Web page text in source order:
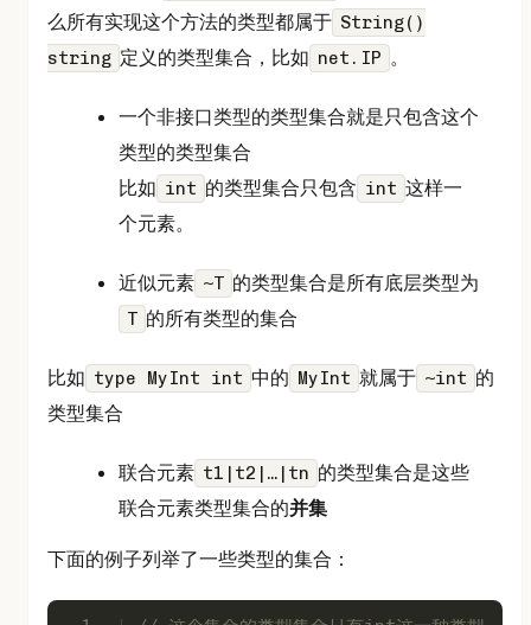
么所有实现这个方法的类型都属于 String()
string 定义的类型集合，比如 net.IP 。
一个非接口类型的类型集合就是只包含这个
类型的类型集合
比如 int 的类型集合只包含 int 这样一
个元素。
近似元素 ~T 的类型集合是所有底层类型为
T 的所有类型的集合
比如 type MyInt int 中的 MyInt 就属于 ~int 的
类型集合
联合元素 t1|t2|…|tn 的类型集合是这些
联合元素类型集合的并集
下面的例子列举了一些类型的集合：